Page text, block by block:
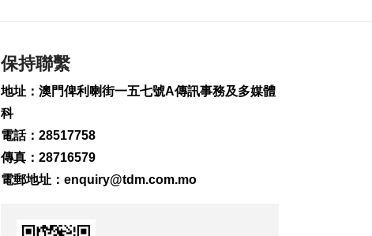
328
0
保持聯繫
地址：澳門俾利喇街一五七號A傳訊事務及多媒體
科
電話：28517758
傳真：28716579
電郵地址： enquiry@tdm.com.mo